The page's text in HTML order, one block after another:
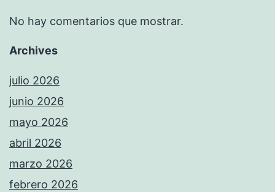
No hay comentarios que mostrar.
Archives
julio 2026
junio 2026
mayo 2026
abril 2026
marzo 2026
febrero 2026